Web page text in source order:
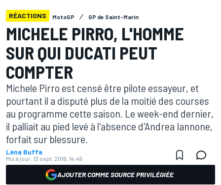
RÉACTIONS MotoGP GP de Saint-Marin
MICHELE PIRRO, L'HOMME
SUR QUI DUCATI PEUT
COMPTER
Michele Pirro est censé être pilote essayeur, et
pourtant il a disputé plus de la moitié des courses
au programme cette saison. Le week-end dernier,
il palliait au pied levé à l'absence d'Andrea Iannone,
forfait sur blessure.
Léna Buffa
Mis à jour: 13 sept. 2016, 14:49
AJOUTER COMME SOURCE PRIVILÉGIÉE